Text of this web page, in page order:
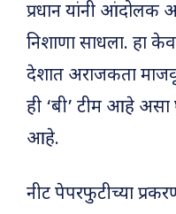
प्रधान यांनी आंदोलक
निशाणा साधला. हा
देशात अराजकता
ही ‘बी’ टीम आहे असा
आहे.
नीट पेपरफुटीच्या